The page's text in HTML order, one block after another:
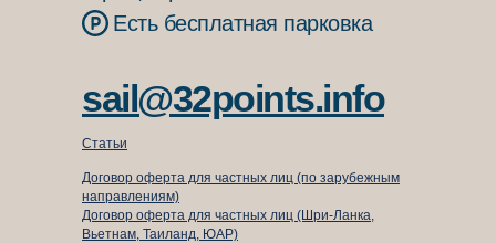
sail@32points.info
Есть бесплатная парковка
Статьи
Договор оферта для частных лиц (по зарубежным
направлениям)
Договор оферта для частных лиц (Шри-Ланка,
Вьетнам, Таиланд, ЮАР)